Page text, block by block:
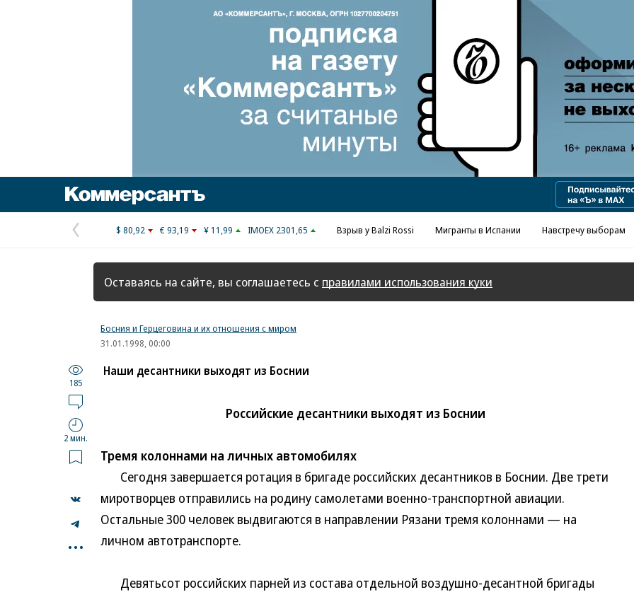
Предыдущая
страница
$ 80,92 € 93,19 ¥ 11,99 IMOEX 2301,65 Взрыв у Balzi Rossi Мигранты в Испании Навстречу выборам
Оставаясь на сайте, вы соглашаетесь с правилами использования куки
Босния и Герцеговина и их отношения с миром
31.01.1998, 00:00
185
2 мин.
...
Наши десантники выходят из Боснии
Российские десантники выходят из Боснии
Тремя колоннами на личных автомобилях
Сегодня завершается ротация в бригаде российских десантников в Боснии. Две трети
миротворцев отправились на родину самолетами военно-транспортной авиации.
Остальные 300 человек выдвигаются в направлении Рязани тремя колоннами — на
личном автотранспорте.
Девятьсот российских парней из состава отдельной воздушно-десантной бригады